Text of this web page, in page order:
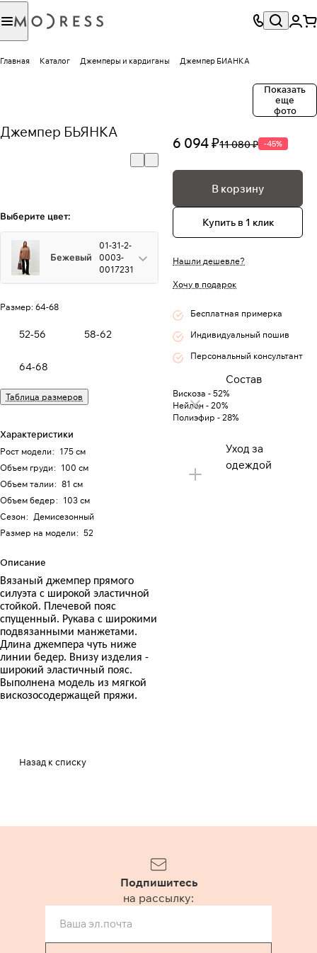
Главная Каталог Джемперы и кардиганы Джемпер БИАНКА
Показать
еще
фото
Джемпер БЬЯНКА
Выберите цвет:
Бежевый
01-31-2-
0003-
0017231
Размер: 64-68
52-56 58-62
64-68
Таблица размеров
Характеристики
Рост модели: 175 см
Объем груди: 100 см
Объем талии: 81 см
Объем бедер: 103 см
Сезон: Демисезонный
Размер на модели: 52
Описание
Вязаный джемпер прямого
силуэта с широкой эластичной
стойкой. Плечевой пояс
спущенный. Рукава с широкими
подвязанными манжетами.
Длина джемпера чуть ниже
линии бедер. Внизу изделия -
широкий эластичный пояс.
Выполнена модель из мягкой
вискозосодержащей пряжи.
6 094 ₽11 080 ₽ -45%
В корзину
Купить в 1 клик
Нашли дешевле?
Хочу в подарок
Бесплатная примерка
Индивидуальный пошив
Персональный консультант
Состав
Вискоза - 52%
Нейлон - 20%
Полиэфир - 28%
Уход за
одеждой
Назад к списку
Подпишитесь
на рассылку: